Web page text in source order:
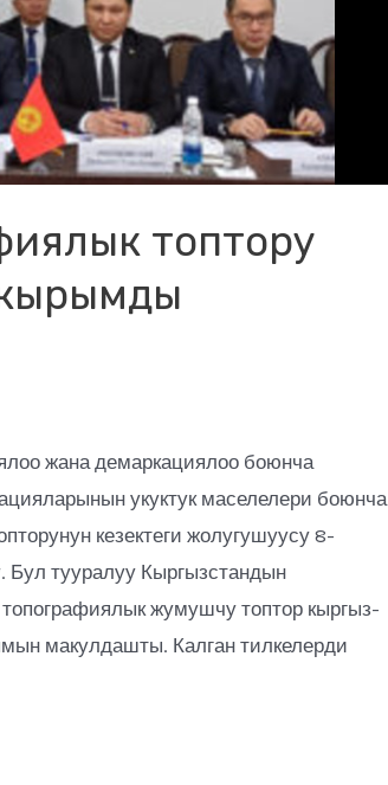
топтору
жана демаркациялоо боюнча
укуктук маселелери боюнча
кезектеги жолугушуусу 8-
Бул тууралуу Кыргызстандын
жумушчу топтор кыргыз-
макулдашты. Калган тилкелерди